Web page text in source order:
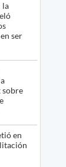
la
ser
sobre
en